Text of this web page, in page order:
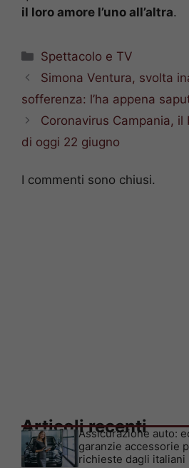
il loro amore l’uno all’altra.
Categorie
Spettacolo e TV
Simona Ventura, svolta
sofferenza: l’ha appena
Coronavirus Campania, il
di oggi 22 giugno
I commenti sono chiusi.
Articoli recenti
Assicurazione auto:
garanzie accessorie
richieste dagli italiani